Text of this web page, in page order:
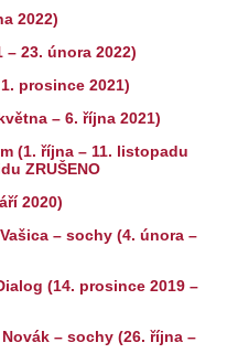
2022)
– 23. února 2022)
prosince 2021)
– 6. října 2021)
(1. října – 11. listopadu
ZRUŠENO
2020)
– sochy (4. února –
(14. prosince 2019 –
– sochy (26. října –